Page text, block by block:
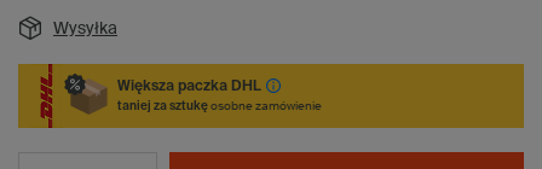
Wysyłka
Większa paczka DHL
taniej za sztukę osobne zamówienie